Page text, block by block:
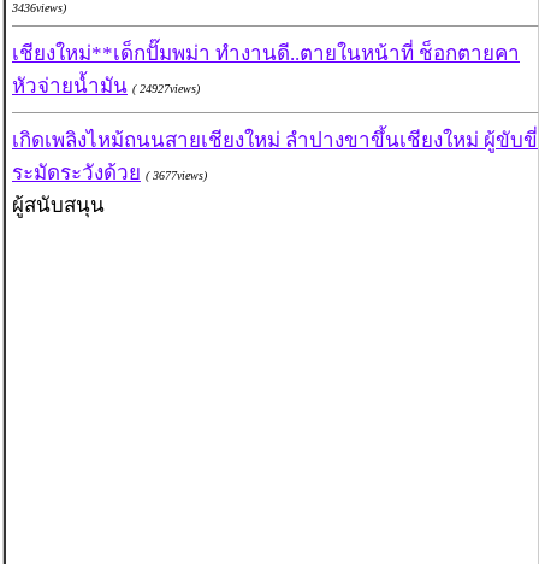
3436views)
เชียงใหม่**เด็กปั๊มพม่า ทำงานดี..ตายในหน้าที่ ช็อกตายคา
หัวจ่ายน้ำมัน ( 24927views)
เกิดเพลิงไหม้ถนนสายเชียงใหม่ ลำปางขาขึ้นเชียงใหม่ ผู้ขับขี่
ระมัดระวังด้วย ( 3677views)
ผู้สนับสนุน